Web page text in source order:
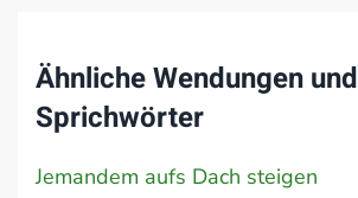
Ähnliche Wendungen und
Sprichwörter
Jemandem aufs Dach steigen